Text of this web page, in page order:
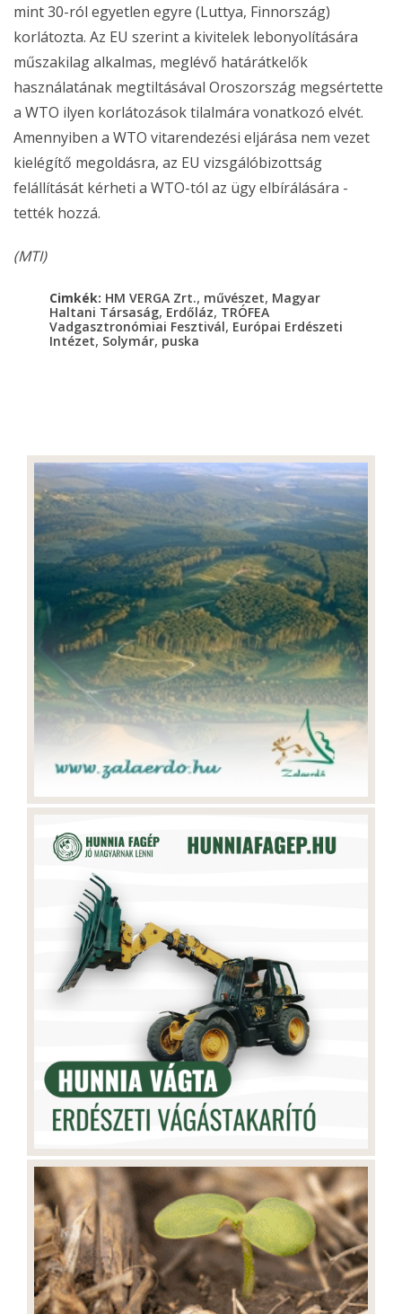
mint 30-ról egyetlen egyre (Luttya, Finnország)
korlátozta. Az EU szerint a kivitelek lebonyolítására
műszakilag alkalmas, meglévő határátkelők
használatának megtiltásával Oroszország megsértette
a WTO ilyen korlátozások tilalmára vonatkozó elvét.
Amennyiben a WTO vitarendezési eljárása nem vezet
kielégítő megoldásra, az EU vizsgálóbizottság
felállítását kérheti a WTO-tól az ügy elbírálására -
tették hozzá.
(MTI)
Cimkék: HM VERGA Zrt., művészet, Magyar
Haltani Társaság, Erdőláz, TRÓFEA
Vadgasztronómiai Fesztivál, Európai Erdészeti
Intézet, Solymár, puska